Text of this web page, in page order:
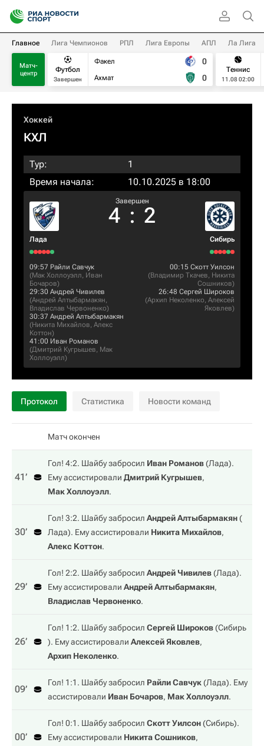
Главное Лига Чемпионов РПЛ Лига Европы АПЛ Ла Лига
Матч-
центр
Футбол
Завершен
Факел
Ахмат
0
0
Теннис
11.08 02:00
Хоккей
КХЛ
Тур:
1
Время начала:
10.10.2025 в 18:00
Лада
Завершен
4 : 2
Сибирь
09:57 Райли Савчук
(Мак Холлоуэлл, Иван
Бочаров)
29:30 Андрей Чивилев
(Андрей Алтыбармакян,
Владислав Червоненко)
30:37 Андрей Алтыбармакян
(Никита Михайлов, Алекс
Коттон)
41:00 Иван Романов
(Дмитрий Кугрышев, Мак
Холлоуэлл)
00:15 Скотт Уилсон
(Владимир Ткачев, Никита
Сошников)
26:48 Сергей Широков
(Архип Неколенко, Алексей
Яковлев)
Протокол Статистика Новости команд
Матч окончен
41‎’‎
Гол! 4:2. Шайбу забросил Иван Романов(Лада).
Ему ассистировали Дмитрий Кугрышев,
Мак Холлоуэлл.
30‎’‎
Гол! 3:2. Шайбу забросил Андрей Алтыбармакян(
Лада). Ему ассистировали Никита Михайлов,
Алекс Коттон.
29‎’‎
Гол! 2:2. Шайбу забросил Андрей Чивилев(Лада).
Ему ассистировали Андрей Алтыбармакян,
Владислав Червоненко.
26‎’‎
Гол! 1:2. Шайбу забросил Сергей Широков(Сибирь
). Ему ассистировали Алексей Яковлев,
Архип Неколенко.
09‎’‎
Гол! 1:1. Шайбу забросил Райли Савчук(Лада). Ему
ассистировали Иван Бочаров, Мак Холлоуэлл.
00‎’‎
Гол! 0:1. Шайбу забросил Скотт Уилсон(Сибирь).
Ему ассистировали Никита Сошников,